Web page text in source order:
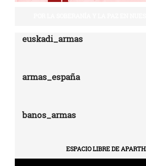
euskadi_armas
armas_españa
banos_armas
ESPACIO LIBRE DE